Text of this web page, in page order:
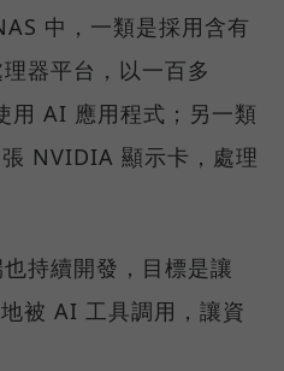
中，一類是採用含有
器平台，以一百多
用 AI 應用程式；另一類
NVIDIA 顯示卡，處理
持續開發，目標是讓
被 AI 工具調用，讓資